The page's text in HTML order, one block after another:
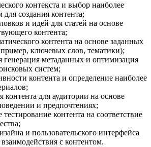
контекста и выбор наиболее
для создания контента;
и идей для статей на основе
контента;
контента на основе заданных
ключевых слов, тематики);
генерация метаданных и оптимизация
систем;
контента и определение наиболее
контента для аудитории на основе
и предпочтениях;
тестирование контента на соответствие
и пользовательского интерфейса
с контентом.